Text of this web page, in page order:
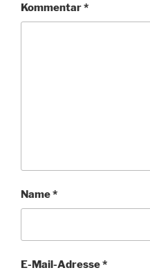
Kommentar*
Name*
E-Mail-Adresse*